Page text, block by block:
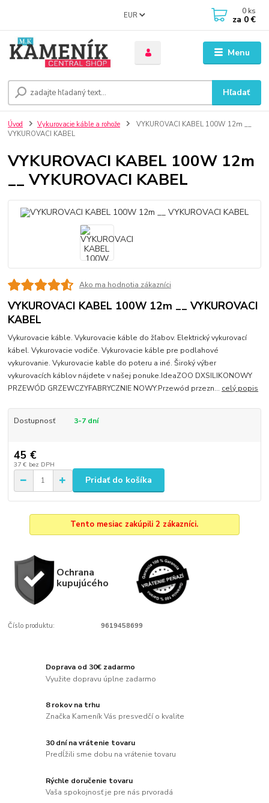
Menu
EUR
Hľadať
0 ks
za 0 €
Úvod Vykurovacie káble a rohože
VYKUROVACI KABEL 100W 12m __
VYKUROVACI KABEL
VYKUROVACI KABEL 100W 12m
__ VYKUROVACI KABEL
Ako ma hodnotia zákazníci
VYKUROVACI KABEL 100W 12m __ VYKUROVACI
KABEL
Vykurovacie káble. Vykurovacie káble do žľabov. Elektrický vykurovací
kábel. Vykurovacie vodiče. Vykurovacie káble pre podlahové
vykurovanie. Vykurovacie kable do poteru a iné. Široký výber
vykurovacích káblov nájdete v našej ponuke.IdeaZOO DXSILIKONOWY
PRZEWÓD GRZEWCZYFABRYCZNIE NOWY.Przewód przezn... celý popis
Dostupnosť 3-7 dní
45 €
37 € bez DPH
Pridať do košíka
Tento mesiac zakúpili 2 zákazníci.
Ochrana
kupujúcého
Číslo produktu: 9619458699
Doprava od 30€ zadarmo
Využite dopravu úplne zadarmo
8 rokov na trhu
Značka Kameník Vás presvedčí o kvalite
30 dní na vrátenie tovaru
Predĺžili sme dobu na vrátenie tovaru
Rýchle doručenie tovaru
Vaša spokojnosť je pre nás prvoradá